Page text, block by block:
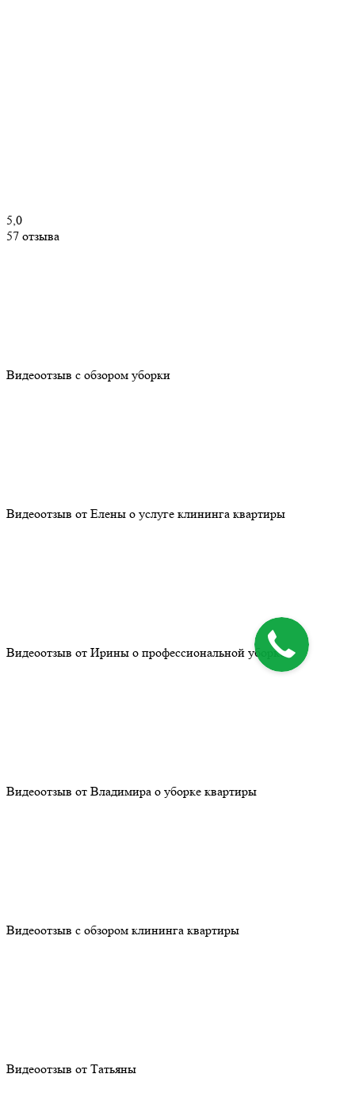
5,0
57 отзыва
Видеоотзыв с обзором уборки
Видеоотзыв от Елены о услуге клининга квартиры
Видеоотзыв от Ирины о профессиональной уборке
Видеоотзыв от Владимира о уборке квартиры
Видеоотзыв с обзором клининга квартиры
Видеоотзыв от Татьяны